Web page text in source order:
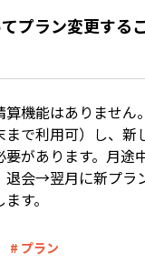
プラン変更する
算機能はありません
まで利用可）し、新
要があります。月途
退会→翌月に新プラ
す。
# プラン